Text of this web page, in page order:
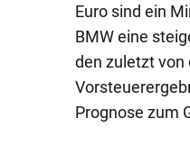
Euro sind ein
BMW eine
den zuletzt von
Prognose zum